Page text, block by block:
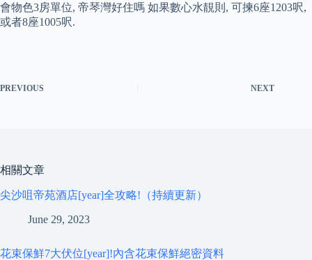
會物色3房單位, 帝琴灣好住嗎 如果數心水靚則, 可揀6座1203呎,
或者8座1005呎.
PREVIOUS NEXT
相關文章
尖沙咀帝苑酒店[year]全攻略!（持續更新）
June 29, 2023
花束保鮮7大伏位[year]!內含花束保鮮絕密資料